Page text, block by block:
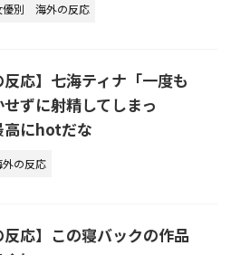
優別 海外の反応
反応】七海ティナ「一度も
ずに射精してしまっ
高にhotだな
外の反応
反応】この寝バックの作品